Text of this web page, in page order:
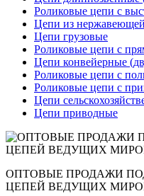
Роликовые цепи с
Цепи из
Цепи грузовые
Роликовые цепи с
Цепи конвейерные
Роликовые цепи с
Роликовые цепи с
Цепи
Цепи приводные
ОПТОВЫЕ ПРОДАЖИ
ЦЕПЕЙ ВЕДУЩИХ